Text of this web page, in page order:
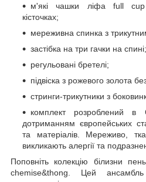
м'які чашки ліфа full
кісточках;
мереживна спинка з
застібка на три гачки на спині;
регульовані бретелі;
підвіска з рожевого золота
стринги-трикутники з
комплект розроблений в
дотриманням європейських
та матеріалів. Мереживо,
викликають алергії та
Поповніть колекцію білизни
chemise&thong. Цей ансамбль